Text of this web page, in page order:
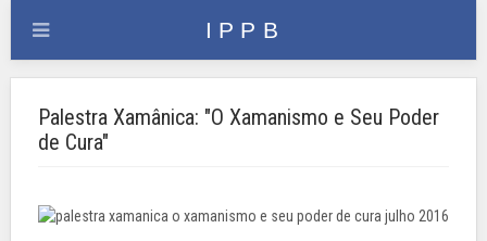
Palestra Xamânica: "O Xamanismo e Seu Poder
de Cura"